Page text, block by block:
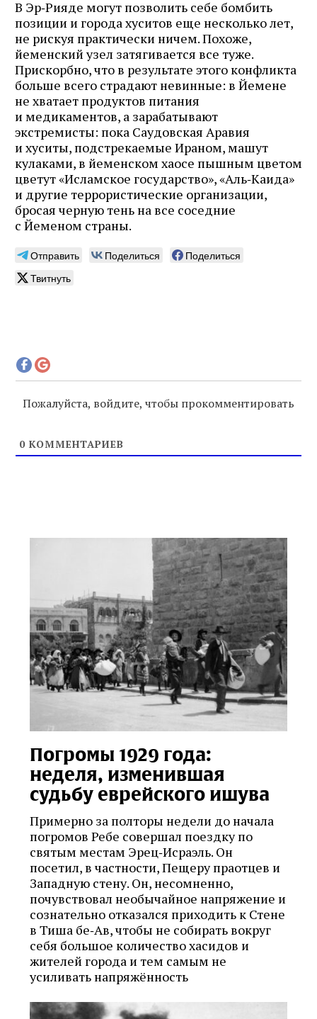
В Эр‑Рияде могут позволить себе бомбить
позиции и города хуситов еще несколько лет,
не рискуя практически ничем. Похоже,
йеменский узел затягивается все туже.
Прискорбно, что в результате этого конфликта
больше всего страдают невинные: в Йемене
не хватает продуктов питания
и медикаментов, а зарабатывают
экстремисты: пока Саудовская Аравия
и хуситы, подстрекаемые Ираном, машут
кулаками, в йеменском хаосе пышным цветом
цветут «Исламское государство», «Аль‑Каида»
и другие террористические организации,
бросая черную тень на все соседние
с Йеменом страны.
Отправить Поделиться
Поделиться
Твитнуть
Пожалуйста, войдите, чтобы прокомментировать
0 КОММЕНТАРИЕВ
Погромы 1929 года:
неделя, изменившая
судьбу еврейского ишува
Примерно за полторы недели до начала
погромов Ребе совершал поездку по
святым местам Эрец‑Исраэль. Он
посетил, в частности, Пещеру праотцев и
Западную стену. Он, несомненно,
почувствовал необычайное напряжение и
сознательно отказался приходить к Стене
в Тиша бе‑Ав, чтобы не собирать вокруг
себя большое количество хасидов и
жителей города и тем самым не
усиливать напряжённость